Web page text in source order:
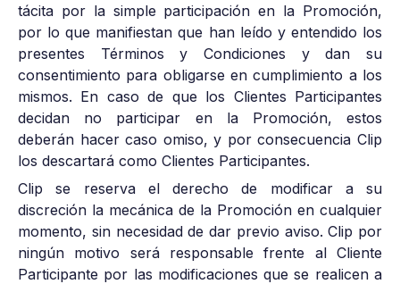
tácita por la simple participación en la Promoción,
por lo que manifiestan que han leído y entendido los
presentes Términos y Condiciones y dan su
consentimiento para obligarse en cumplimiento a los
mismos. En caso de que los Clientes Participantes
decidan no participar en la Promoción, estos
deberán hacer caso omiso, y por consecuencia Clip
los descartará como Clientes Participantes.
Clip se reserva el derecho de modificar a su
discreción la mecánica de la Promoción en cualquier
momento, sin necesidad de dar previo aviso. Clip por
ningún motivo será responsable frente al Cliente
Participante por las modificaciones que se realicen a